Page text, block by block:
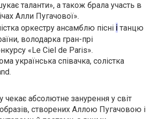
таланти», а також брала участь в
Алли Пугачової».
оркестру ансамблю пісні і танцю
володарка гран-прі
«Le Ciel de Paris».
українська співачка, солістка
чекає абсолютне занурення у світ
образів, створених Аллою Пугачовою і